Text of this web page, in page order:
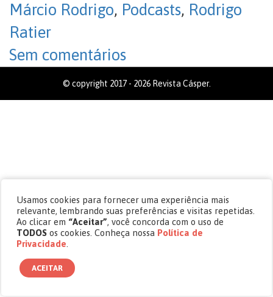
Márcio Rodrigo, Podcasts, Rodrigo
Ratier
Sem comentários
© copyright 2017 - 2026 Revista Cásper.
Usamos cookies para fornecer uma experiência mais
relevante, lembrando suas preferências e visitas repetidas.
Ao clicar em “Aceitar”, você concorda com o uso de
TODOS os cookies. Conheça nossa Política de
Privacidade
ACEITAR